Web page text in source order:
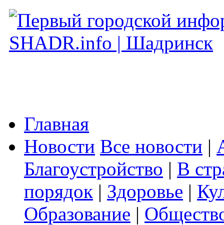
Главная
Новости Все новости |
Благоустройство | В
порядок | Здоровье |
Образование |